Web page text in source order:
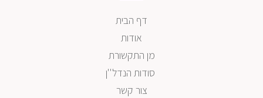
דף הבית
אודות
מן התקשורת
סודות הנדל''ן
צור קשר